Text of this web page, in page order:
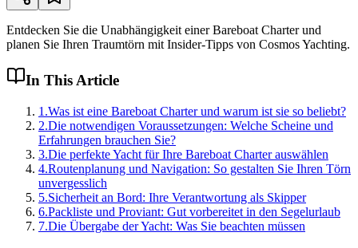
Entdecken Sie die Unabhängigkeit einer Bareboat Charter und
planen Sie Ihren Traumtörn mit Insider-Tipps von Cosmos Yachting.
In This Article
1 .Was ist eine Bareboat Charter und warum ist sie so beliebt?
2.Die notwendigen Voraussetzungen: Welche Scheine und
Erfahrungen brauchen Sie?
3.Die perfekte Yacht für Ihre Bareboat Charter auswählen
4.Routenplanung und Navigation: So gestalten Sie Ihren Törn
unvergesslich
5.Sicherheit an Bord: Ihre Verantwortung als Skipper
6.Packliste und Proviant: Gut vorbereitet in den Segelurlaub
7.Die Übergabe der Yacht: Was Sie beachten müssen